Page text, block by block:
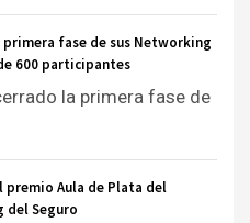
fase de sus Networking
600 participantes
la primera fase de
premio Aula de Plata del
del Seguro